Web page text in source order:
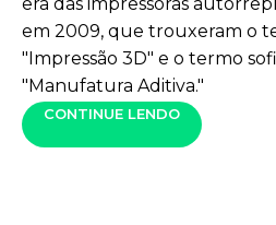
em 2009, que trouxeram o
"Impressão 3D" e o termo
"Manufatura Aditiva."
CONTINUE LENDO